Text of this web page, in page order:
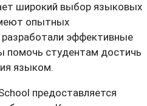
широкий выбор языковых
опытных
эффективные
помочь студентам достичь
языком.
предоставляется